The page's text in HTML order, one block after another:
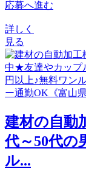
応募へ進む
詳しく
見る
建材の自動
代～50代
ル...